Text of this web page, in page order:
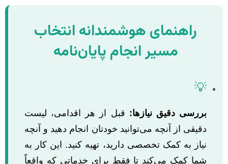
راهنمای هوشمندانه انتخاب
مسیر انجام پایان‌نامه
💡
بررسی دقیق نیازها: قبل از هر اقدامی، لیست
دقیقی از آنچه می‌توانید خودتان انجام دهید و آنچه
نیاز به کمک تخصصی دارید، تهیه کنید. این کار به
شما کمک می‌کند تا فقط برای خدماتی که واقعاً